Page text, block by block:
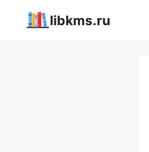
libkms.ru